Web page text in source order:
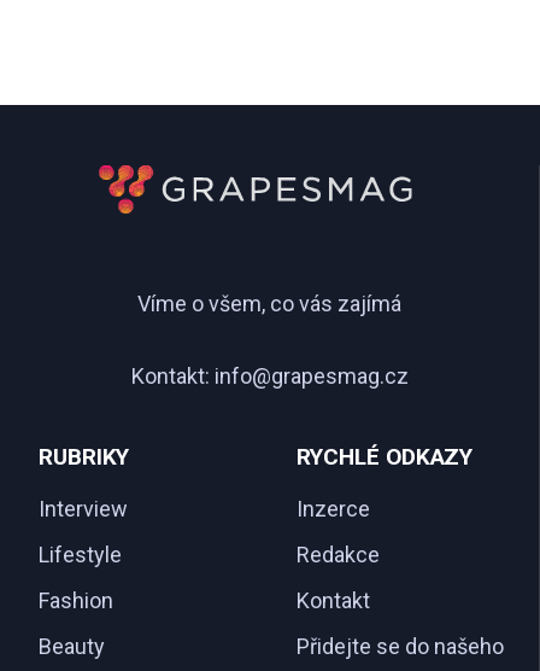
Víme o všem, co vás zajímá
Kontakt: info@grapesmag.cz
RUBRIKY
Interview
Lifestyle
Fashion
Beauty
RYCHLÉ ODKAZY
Inzerce
Redakce
Kontakt
Přidejte se do našeho